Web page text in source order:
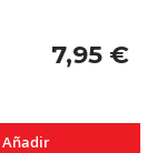
7,95 €
Añadir